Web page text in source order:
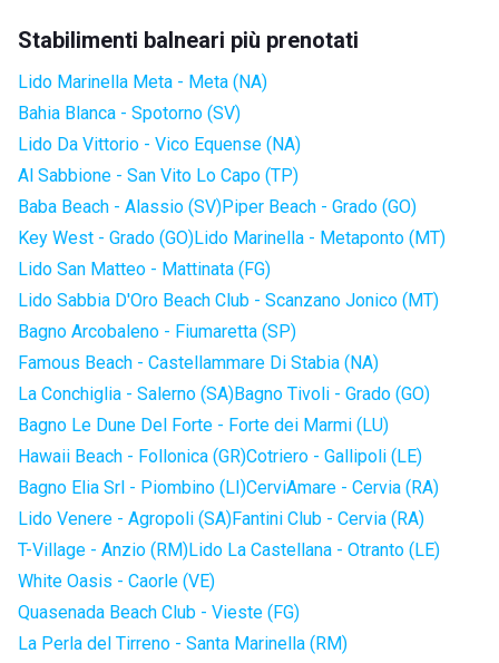
Stabilimenti balneari più prenotati
Lido Marinella Meta - Meta (NA)
Bahia Blanca - Spotorno (SV)
Lido Da Vittorio - Vico Equense (NA)
Al Sabbione - San Vito Lo Capo (TP)
Baba Beach - Alassio (SV)Piper Beach - Grado (GO)
Key West - Grado (GO)Lido Marinella - Metaponto (MT)
Lido San Matteo - Mattinata (FG)
Lido Sabbia D'Oro Beach Club - Scanzano Jonico (MT)
Bagno Arcobaleno - Fiumaretta (SP)
Famous Beach - Castellammare Di Stabia (NA)
La Conchiglia - Salerno (SA)Bagno Tivoli - Grado (GO)
Bagno Le Dune Del Forte - Forte dei Marmi (LU)
Hawaii Beach - Follonica (GR)Cotriero - Gallipoli (LE)
Bagno Elia Srl - Piombino (LI)CerviAmare - Cervia (RA)
Lido Venere - Agropoli (SA)Fantini Club - Cervia (RA)
T-Village - Anzio (RM)Lido La Castellana - Otranto (LE)
White Oasis - Caorle (VE)
Quasenada Beach Club - Vieste (FG)
La Perla del Tirreno - Santa Marinella (RM)